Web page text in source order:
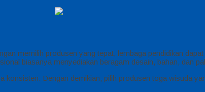
memilih produsen yang tepat, lembaga pendidikan
biasanya menyediakan beragam desain, bahan, dan
Dengan demikian, pilih produsen toga wisuda